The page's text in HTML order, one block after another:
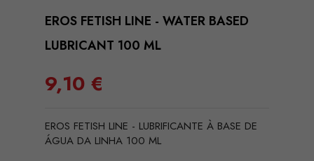
EROS FETISH LINE - WATER BASED
LUBRICANT 100 ML
9,10 €
EROS FETISH LINE - LUBRIFICANTE À BASE DE
ÁGUA DA LINHA 100 ML